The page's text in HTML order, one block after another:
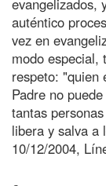
auténtico
vez en
modo especial,
respeto: "quien
Padre no
tantas
libera y salva a
10/12/2004,